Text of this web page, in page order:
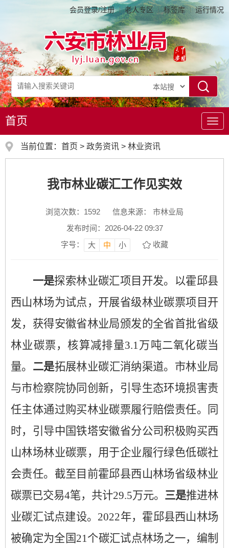
会员登录/注册 老人专区 标签库 运行情况
导
航
首页
当前位置： 首页 > 政务资讯 > 林业资讯
我市林业碳汇工作见实效
浏览次数： 1592
信息来源： 市林业局
发布时间：2026-04-22 09:37
字号：
大 中 小 收藏
一是探索林业碳汇项目开发。以霍邱县
西山林场为试点，开展省级林业碳票项目开
发，获得安徽省林业局颁发的全省首批省级
林业碳票，核算减排量3.1万吨二氧化碳当
量。 二是拓展林业碳汇消纳渠道。市林业局
与市检察院协同创新，引导生态环境损害责
任主体通过购买林业碳票履行赔偿责任。同
时，引导中国铁塔安徽省分公司积极购买西
山林场林业碳票，用于企业履行绿色低碳社
会责任。截至目前霍邱县西山林场省级林业
碳票已交易4笔，共计29.5万元。 三是推进林
业碳汇试点建设。2022年，霍邱县西山林场
被确定为全国21个碳汇试点林场之一，编制